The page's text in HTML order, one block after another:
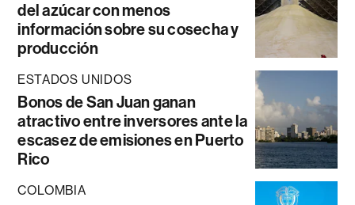
del azúcar con menos
información sobre su cosecha y
producción
ESTADOS UNIDOS
Bonos de San Juan ganan
atractivo entre inversores ante la
escasez de emisiones en Puerto
Rico
COLOMBIA